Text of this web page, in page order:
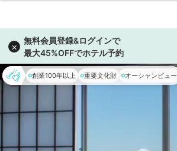
創業100年以上 重要文化財 オーシャンビュー